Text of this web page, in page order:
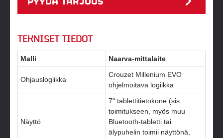
TEKNISET TIEDOT
Malli Naarva-mittalaite
Ohjauslogiikka
Crouzet Millenium EVO
ohjelmoitava logiikka
Näyttö
7" tablettitietokone (sis.
toimitukseen, myös muu
Bluetooth-tabletti tai
älypuhelin toimii näyttönä,